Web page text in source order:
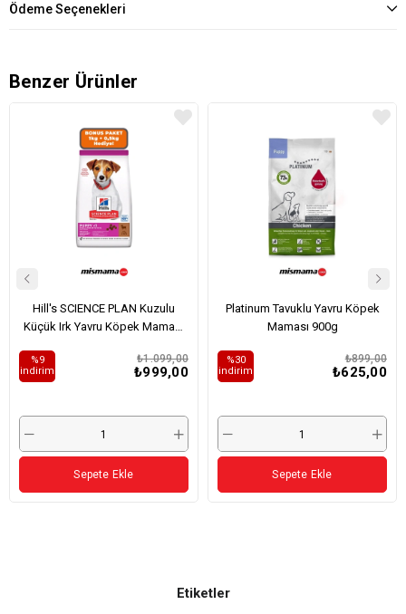
Ödeme Seçenekleri
Benzer Ürünler
Hill's SCIENCE PLAN Kuzulu
Küçük Irk Yavru Köpek Maması
₺999,00
₺1.099,00
%9
i̇ndirim
Sepete Ekle
Platinum Tavuklu Yavru Köpek
Maması 900g
₺625,00
₺899,00
%30
i̇ndirim
Sepete Ekle
Etiketler